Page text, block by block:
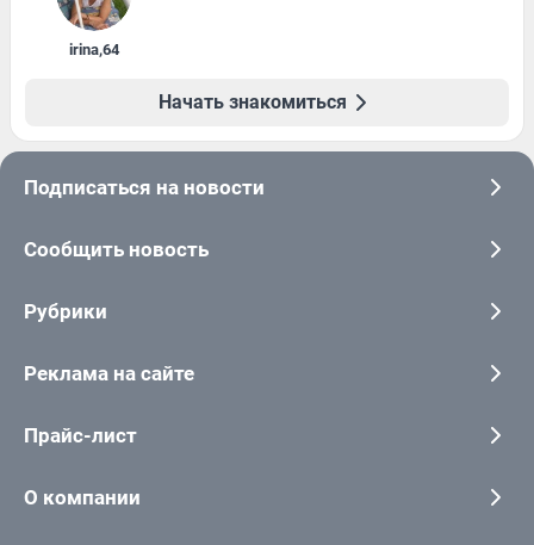
irina,64
Начать знакомиться
Подписаться на новости
Сообщить новость
Рубрики
Реклама на сайте
Прайс-лист
О компании